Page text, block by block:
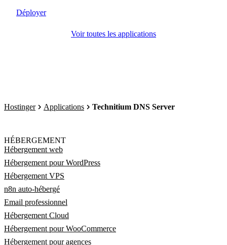
Déployer
Voir toutes les applications
Hostinger Applications Technitium DNS Server
HÉBERGEMENT
Hébergement web
Hébergement pour WordPress
Hébergement VPS
n8n auto-hébergé
Email professionnel
Hébergement Cloud
Hébergement pour WooCommerce
Hébergement pour agences